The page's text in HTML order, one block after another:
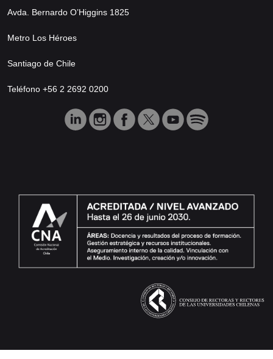
Avda. Bernardo O’Higgins 1825
Metro Los Héroes
Santiago de Chile
Teléfono +56 2 2692 0200